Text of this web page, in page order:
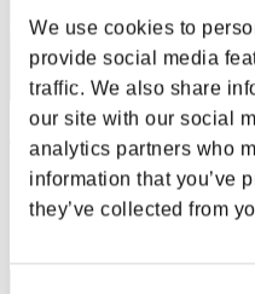
We use cookies to
provide social media
traffic. We also share
our site with our social
analytics partners who
information that you’ve
they’ve collected from
Puntos:Lv:1/02'44"47
Posición